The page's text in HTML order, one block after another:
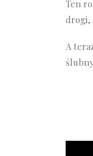
Ten
drogi,
A